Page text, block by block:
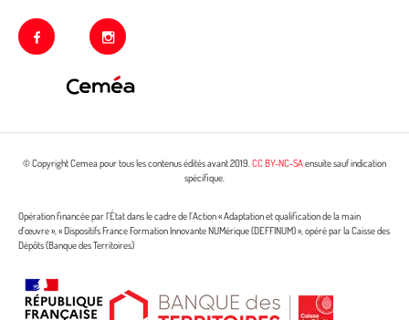
facebook instagram
© Copyright Cemea pour tous les contenus édités avant 2019.CC BY-NC-SAensuite sauf indication
spécifique.
Opération financée par l’État dans le cadre de l’Action « Adaptation et qualification de la main
d’œuvre », « Dispositifs France Formation Innovante NUMérique (DEFFINUM) », opéré par la Caisse des
Dépôts (Banque des Territoires)